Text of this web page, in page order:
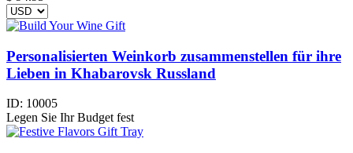
Personalisierten Weinkorb zusammenstellen für ihre
Lieben in Khabarovsk Russland
ID: 10005
Legen Sie Ihr Budget fest